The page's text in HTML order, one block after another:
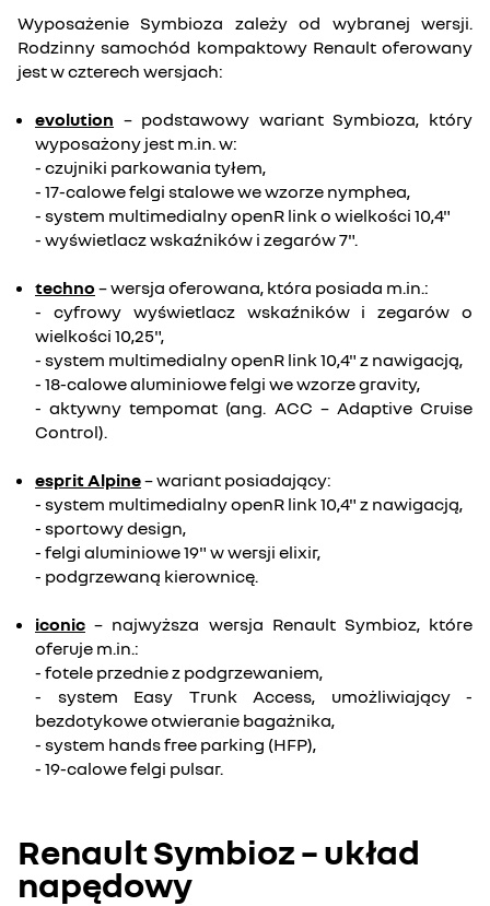
Wyposażenie Symbioza zależy od wybranej wersji.
Rodzinny samochód kompaktowy Renault oferowany
jest w czterech wersjach:
evolution – podstawowy wariant Symbioza, który
wyposażony jest m.in. w:
- czujniki parkowania tyłem,
- 17-calowe felgi stalowe we wzorze nymphea,
- system multimedialny openR link o wielkości 10,4"
- wyświetlacz wskaźników i zegarów 7".
techno – wersja oferowana, która posiada m.in.:
- cyfrowy wyświetlacz wskaźników i zegarów o
wielkości 10,25",
- system multimedialny openR link 10,4" z nawigacją,
- 18-calowe aluminiowe felgi we wzorze gravity,
- aktywny tempomat (ang. ACC – Adaptive Cruise
Control).
esprit Alpine– wariant posiadający:
- system multimedialny openR link 10,4" z nawigacją,
- sportowy design,
- felgi aluminiowe 19" w wersji elixir,
- podgrzewaną kierownicę.
iconic – najwyższa wersja Renault Symbioz, które
oferuje m.in.:
- fotele przednie z podgrzewaniem,
- system Easy Trunk Access, umożliwiający -
bezdotykowe otwieranie bagażnika,
- system hands free parking (HFP),
- 19-calowe felgi pulsar.
Renault Symbioz – układ
napędowy